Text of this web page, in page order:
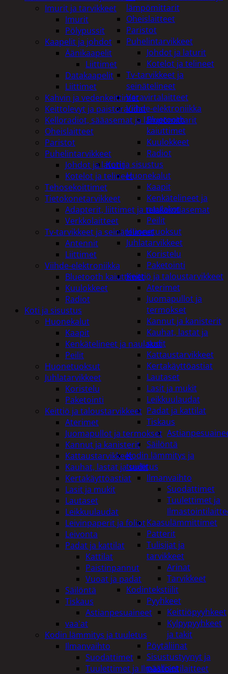
lämpömittarit
Oheislaitteet
Paristot
Puhelintarvikkeet
Johdot ja laturit
Kotelot ja telineet
Tv-tarvikkeet ja
seinätelineet
Varavirtalaitteet
Viihde-elektroniikka
Bluetooth
kaiuttimet
Kuulokkeet
Radiot
Koti ja sisustus
Huonekalut
Kaapit
Kenkätelineet ja
naulakot
Peilit
Huonetuoksut
Juhlatarvikkeet
Koristelu
Paketointi
Keittiö ja taloustarvikkeet
Aterimet
Juomapullot ja
termokset
Kannut ja kanisterit
Kauhat, lastat ja
sudit
Kattaustarvikkeet
Kertakäyttöastiat
Lautaset
Lasit ja mukit
Leikkuulaudat
Padat ja kattilat
Tiskaus
Säilöntä
Kodin lämmitys ja
tuuletus
Ilmanvaihto
Suodattimet
Tuulettimet ja
Kaasulämmittimet
Patterit
Tulisijat ja
tarvikkeet
Arinat
Tarvikkeet
Kodintekstiilit
Pyyhkeet
Keittiöpyyhkeet
Kylpypyyhkeet
ja takit
Pöytäliinat
Sisustustyynyt ja
päälliset
Imurit ja tarvikkeet
Imurit
Pölypussit
Kaapelit ja johdot
Äänikaapelit
Liittimet
Datakaapelit
Liittimet
Kahvin ja vedenkeittimet
Keittolevyt ja paistoraudat
Kelloradiot, sääasemat ja lämpömittarit
Oheislaitteet
Paristot
Puhelintarvikkeet
Johdot ja laturit
Kotelot ja telineet
Tehosekoittimet
Tietokonetarvikkeet
Adapterit, liittimet ja telakointiasemat
Verkkolaitteet
Tv-tarvikkeet ja seinätelineet
Antennit
Liittimet
Viihde-elektroniikka
Bluetooth kaiuttimet
Kuulokkeet
Radiot
Koti ja sisustus
Huonekalut
Kaapit
Kenkätelineet ja naulakot
Peilit
Huonetuoksut
Juhlatarvikkeet
Koristelu
Paketointi
Keittiö ja taloustarvikkeet
Aterimet
Juomapullot ja termokset
Kannut ja kanisterit
Kattaustarvikkeet
Kauhat, lastat ja sudit
Kertakäyttöastiat
Lasit ja mukit
Lautaset
Leikkuulaudat
Leivinpaperit ja foliot
Leivonta
Padat ja kattilat
Kattilat
Paistinpannut
Vuoat ja padat
Säilöntä
Tiskaus
Astianpesuaineet
vaa'at
Kodin lämmitys ja tuuletus
Ilmanvaihto
Suodattimet
Tuulettimet ja Ilmastointilaitteet